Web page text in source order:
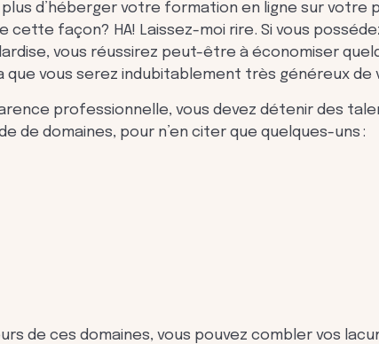
d’héberger votre formation en ligne sur votre
cette façon? HA! Laissez-moi rire. Si vous
vous réussirez peut-être à économiser
que vous serez indubitablement très généreux
professionnelle, vous devez détenir des
de domaines, pour n’en citer que quelques-uns :
de ces domaines, vous pouvez combler vos